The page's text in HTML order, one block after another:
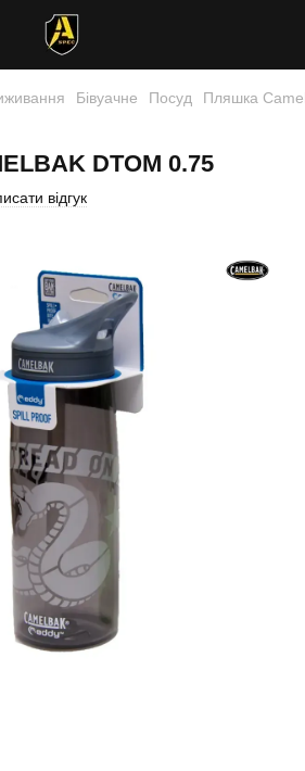
Бівуачне Посуд Пляшка
DTOM 0.75
відгук